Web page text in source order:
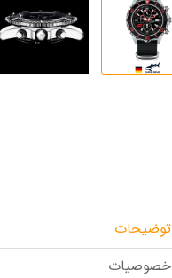
توضیحات
خصوصیات